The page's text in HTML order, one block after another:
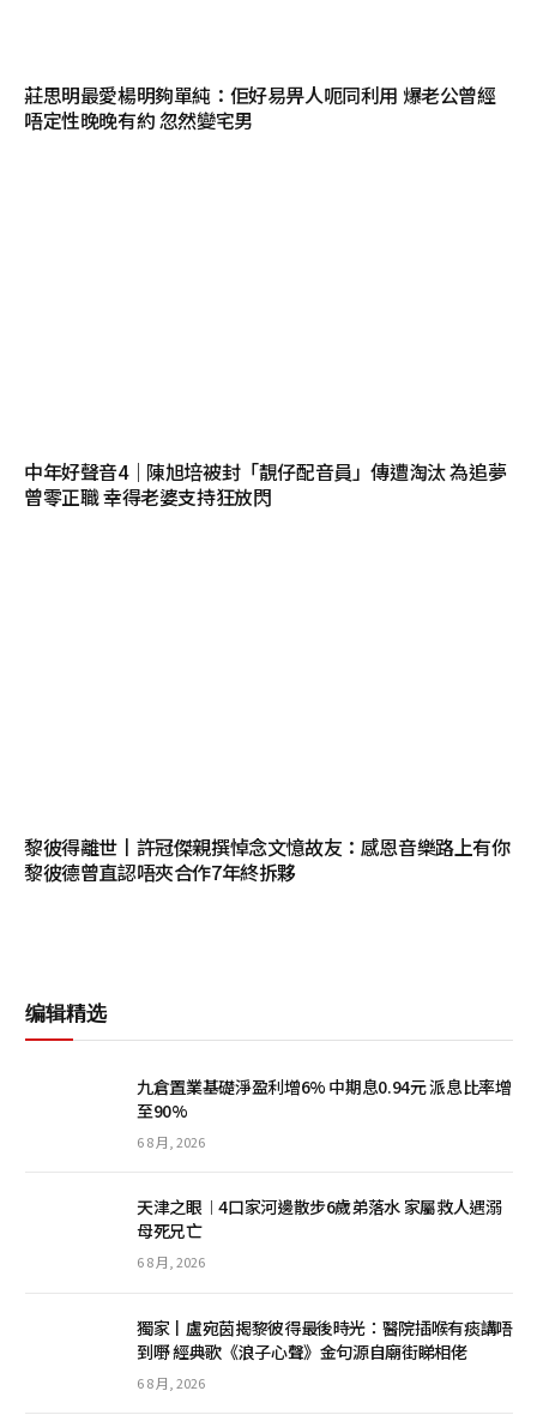
莊思明最愛楊明夠單純：佢好易畀人呃同利用 爆老公曾經
唔定性晚晚有約 忽然變宅男
中年好聲音4｜陳旭培被封「靚仔配音員」傳遭淘汰 為追夢
曾零正職 幸得老婆支持狂放閃
黎彼得離世丨許冠傑親撰悼念文憶故友：感恩音樂路上有你
黎彼德曾直認唔夾合作7年終拆夥
编辑精选
九倉置業基礎淨盈利增6% 中期息0.94元 派息比率增
至90%
6 8 月, 2026
天津之眼︱4口家河邊散步6歲弟落水 家屬救人遇溺
母死兄亡
6 8 月, 2026
獨家丨盧宛茵揭黎彼得最後時光：醫院插喉有痰講唔
到嘢 經典歌《浪子心聲》金句源自廟街睇相佬
6 8 月, 2026